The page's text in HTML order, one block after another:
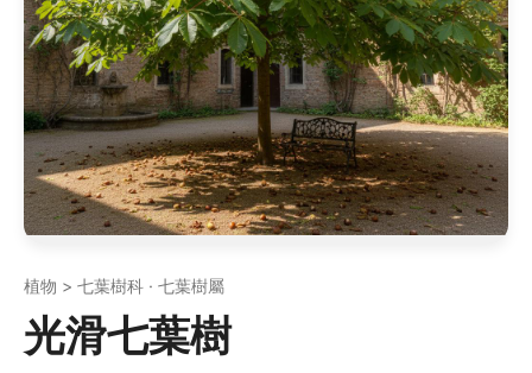
植物 > 七葉樹科 · 七葉樹屬
光滑七葉樹